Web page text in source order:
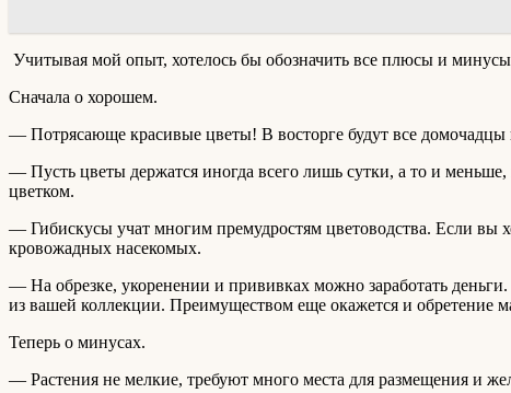
Учитывая мой опыт, хотелось бы обозначить все плюсы и
Сначала о хорошем.
— Потрясающе красивые цветы! В восторге будут все домочадцы
— Пусть цветы держатся иногда всего лишь сутки, а то и
цветком.
— Гибискусы учат многим премудростям цветоводства. Если вы
кровожадных насекомых.
— На обрезке, укоренении и прививках можно заработать
из вашей коллекции. Преимуществом еще окажется и обретение
Теперь о минусах.
— Растения не мелкие, требуют много места для размещения и